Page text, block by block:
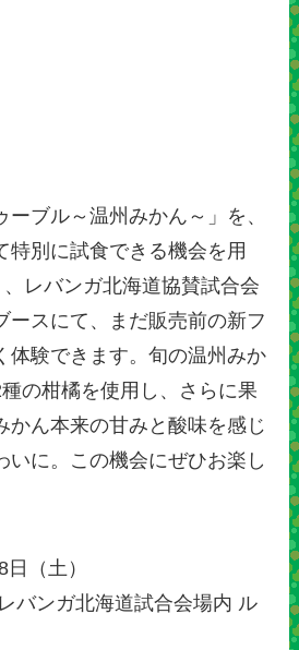
ブル～温州みかん～」を、
特別に試食できる機会を用
レバンガ北海道協賛試合会
ースにて、まだ販売前の新フ
体験できます。旬の温州みか
の柑橘を使用し、さらに果
かん本来の甘みと酸味を感じ
いに。この機会にぜひお楽し
（土）
バンガ北海道試合会場内 ル